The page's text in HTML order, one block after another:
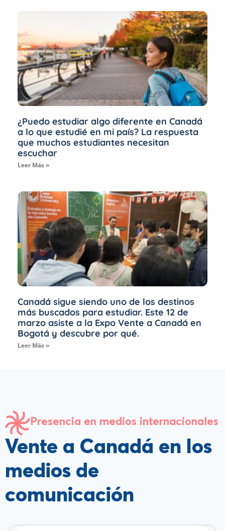
¿Puedo estudiar algo diferente en Canadá
a lo que estudié en mi país? La respuesta
que muchos estudiantes necesitan
escuchar
Leer Más »
Canadá sigue siendo uno de los destinos
más buscados para estudiar. Este 12 de
marzo asiste a la Expo Vente a Canadá en
Bogotá y descubre por qué.
Leer Más »
Presencia en medios internacionales
Vente a Canadá en los
medios de
comunicación